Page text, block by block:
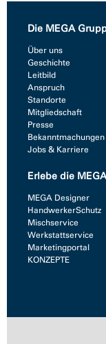
Die MEGA
Über uns
Geschichte
Leitbild
Anspruch
Standorte
Mitgliedschaft
Presse
Bekanntmachungen
Jobs & Karriere
Erlebe die MEGA
MEGA Designer
HandwerkerSchutz
Mischservice
Werkstattservice
Marketingportal
KONZEPTE